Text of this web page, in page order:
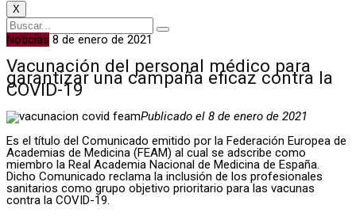
X
Noticias 8 de enero de 2021
Vacunación del personal médico para
garantizar una campaña eficaz contra la
COVID-19
Publicado el 8 de enero de 2021
Es el título del Comunicado emitido por la Federación Europea de
Academias de Medicina (FEAM) al cual se adscribe como
miembro la Real Academia Nacional de Medicina de España.
Dicho Comunicado reclama la inclusión de los profesionales
sanitarios como grupo objetivo prioritario para las vacunas
contra la COVID-19.